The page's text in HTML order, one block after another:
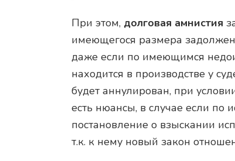
При этом, долговая амнистия
имеющегося размера
даже если по имеющимся
находится в производстве у
будет аннулирован, при
есть нюансы, в случае если по
постановление о взыскании
т.к. к нему новый закон